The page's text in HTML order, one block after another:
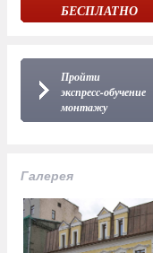
БЕСПЛАТНО
Пройти
экспресс-обучение
монтажу
Галерея